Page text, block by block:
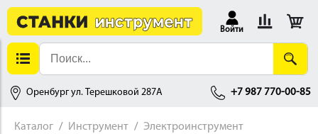
Войти
Оренбург ул. Терешковой 287А +7 987 770-00-85
Каталог Инструмент
Электроинструмент